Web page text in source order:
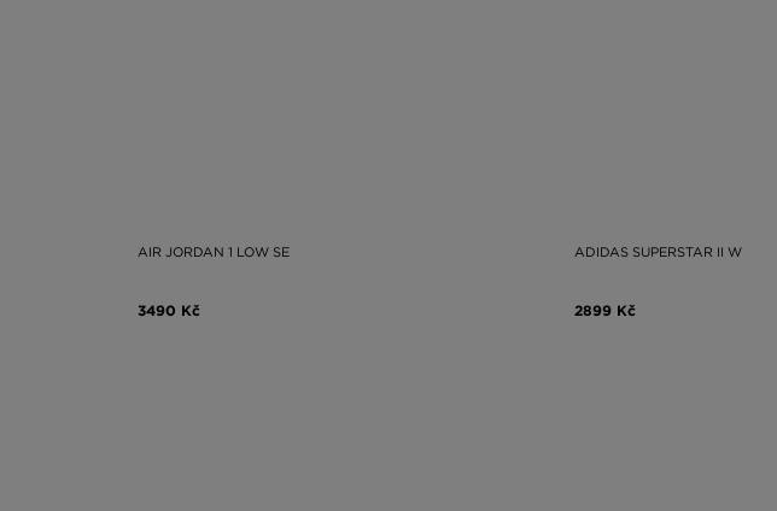
AIR JORDAN 1 LOW SE
3490 Kč
ADIDAS SUPERSTAR II W
2899 Kč